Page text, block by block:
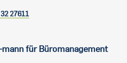
27611
für Büromanagement